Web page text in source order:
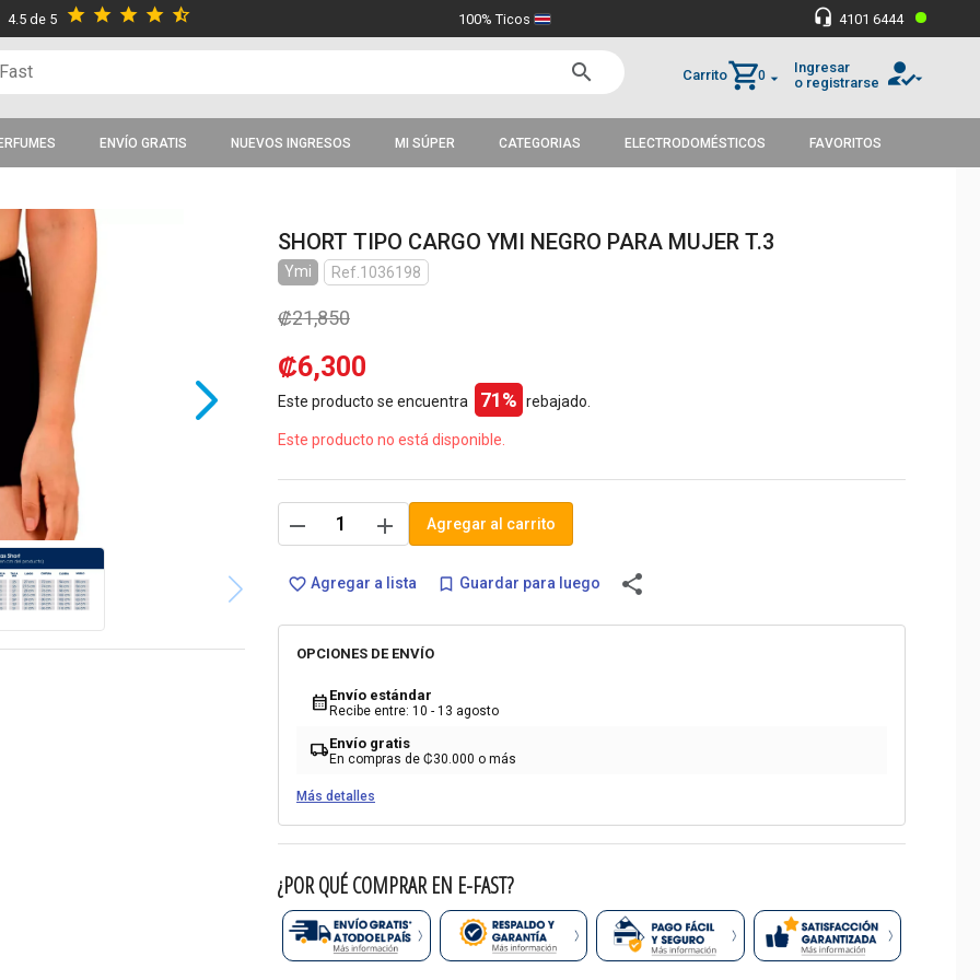
4.5 de 5 star star star star star_half 100% Ticos headset_mic 4101 6444 •
search Carritoshopping_cart0 arrow_drop_down
Ingresar
o registrarse how_to_reg
arrow_drop_down
ENVÍO GRATIS NUEVOS INGRESOS MI SÚPER CATEGORIAS ELECTRODOMÉSTICOS FAVORITOS
SHORT TIPO CARGO YMI NEGRO PARA MUJER T.3
Ymi Ref.1036198
₡21,850
₡6,300
Este producto se encuentra 71% rebajado.
Este producto no está disponible.
remove add Agregar al carrito
favorite_border Agregar a lista bookmark_border Guardar para luego share
OPCIONES DE ENVÍO
calendar_month Envío estándar
Recibe entre: 10 - 13 agosto
local_shippingEnvío gratis
En compras de ₡30.000 o más
Más detalles
¿POR QUÉ COMPRAR EN E-FAST?